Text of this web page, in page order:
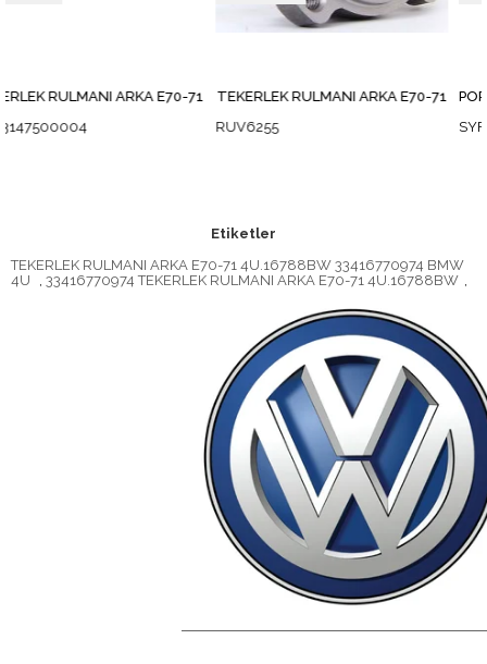
E70-71
TEKERLEK RULMANI ARKA E70-71
RUV6255
Etiketler
TEKERLEK RULMANI ARKA E70-71 4U.16788BW 33416770974 BMW
4U
, 33416770974 TEKERLEK RULMANI ARKA E70-71 4U.16788BW ,